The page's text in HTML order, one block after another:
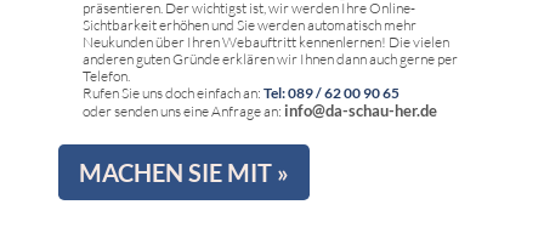
präsentieren. Der wichtigst ist, wir werden Ihre Online-
Sichtbarkeit erhöhen und Sie werden automatisch mehr
Neukunden über Ihren Webauftritt kennenlernen! Die vielen
anderen guten Gründe erklären wir Ihnen dann auch gerne per
Telefon.
Rufen Sie uns doch einfach an: Tel: 089 / 62 00 90 65
oder senden uns eine Anfrage an: info@da-schau-her.de
MACHEN SIE MIT »